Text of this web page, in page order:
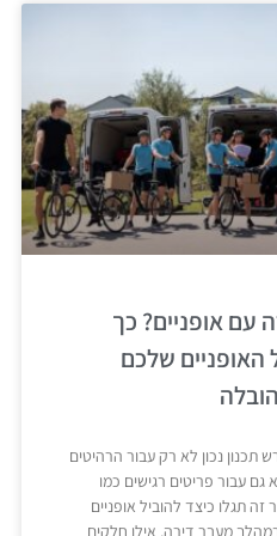
עם אופניים? כך
שלכם
תכנון נכון לא רק עבור הרהיטים
גם עבור פריטים רגישים כמו
זה תגלו כיצד להוביל אופניים